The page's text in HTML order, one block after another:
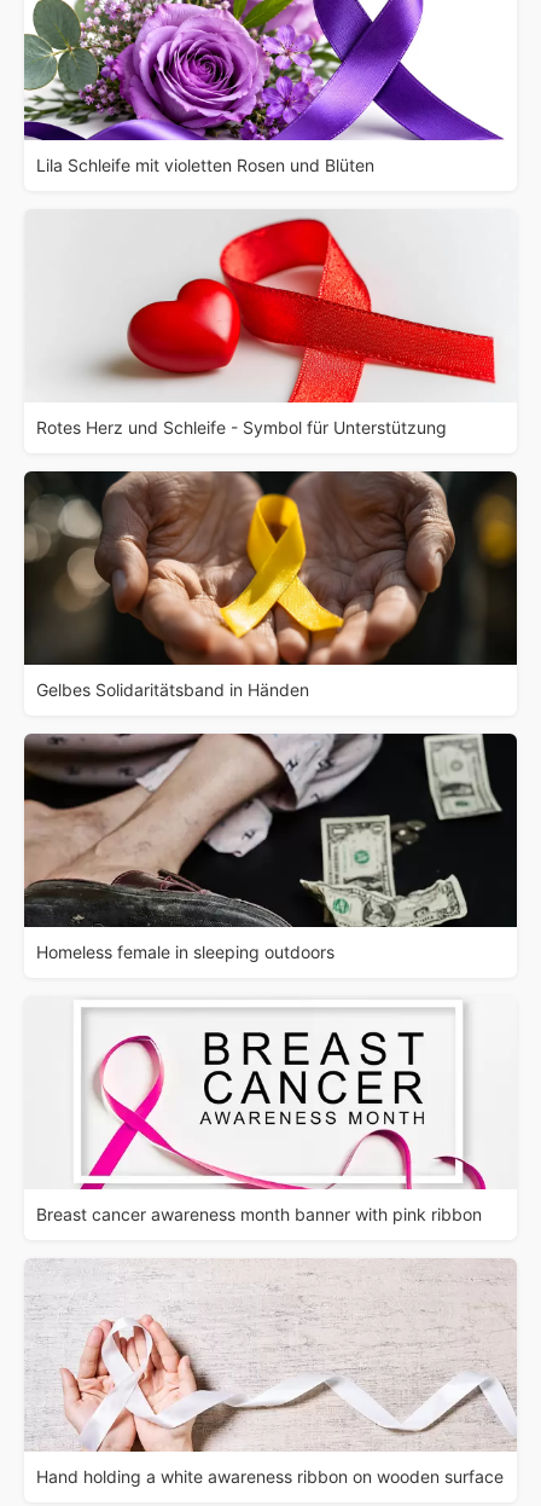
Lila Schleife mit violetten Rosen und Blüten
Rotes Herz und Schleife - Symbol für Unterstützung
Gelbes Solidaritätsband in Händen
Homeless female in sleeping outdoors
Breast cancer awareness month banner with pink ribbon
Hand holding a white awareness ribbon on wooden surface